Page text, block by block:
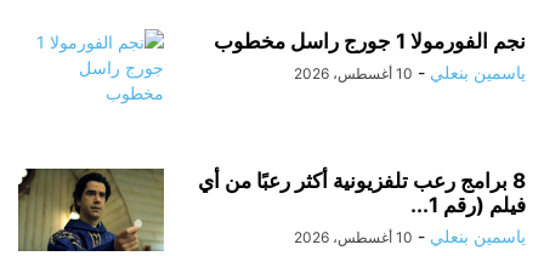
نجم الفورمولا 1 جورج راسل مخطوب
ياسمين بنعلي - 10 أغسطس، 2026
8 برامج رعب تلفزيونية أكثر رعبًا من أي
فيلم (رقم 1...
ياسمين بنعلي - 10 أغسطس، 2026